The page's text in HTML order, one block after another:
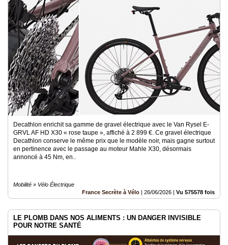
Decathlon enrichit sa gamme de gravel électrique avec le Van Rysel E-
GRVL AF HD X30 « rose taupe », affiché à 2 899 €. Ce gravel électrique
Decathlon conserve le même prix que le modèle noir, mais gagne surtout
en pertinence avec le passage au moteur Mahle X30, désormais
annoncé à 45 Nm, en..
Mobilité » Vélo Électrique
France Secrète à Vélo | 26/06/2026 | Vu 575578 fois
LE PLOMB DANS NOS ALIMENTS : UN DANGER INVISIBLE
POUR NOTRE SANTÉ